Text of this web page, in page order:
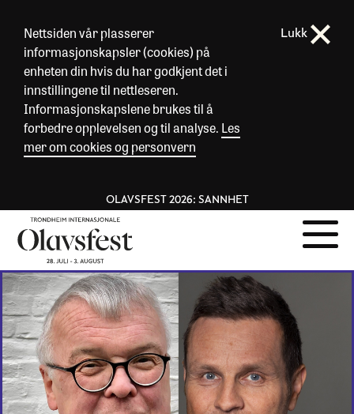
Nettsiden vår plasserer
informasjonskapsler (cookies) på
enheten din hvis du har godkjent det i
innstillingene til nettleseren.
Informasjonskapslene brukes til å
forbedre opplevelsen og til analyse. Les
mer om cookies og personvern
Lukk
OLAVSFEST 2026: SANNHET